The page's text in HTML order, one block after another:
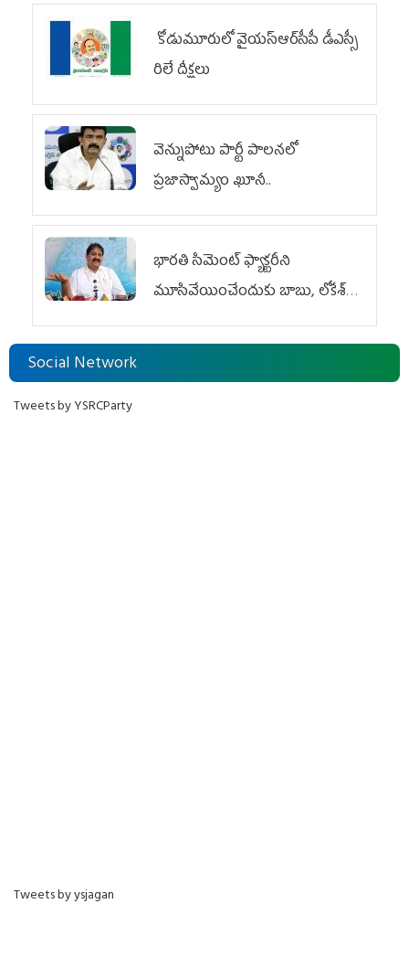
కోడుమూరులో వైయ‌స్ఆర్‌సీపీ డీఎస్సీ
రిలే దీక్షలు
వెన్నుపోటు పార్టీ పాలనలో
ప్రజాస్వామ్యం ఖూనీ..
భారతి సిమెంట్ ఫ్యాక్టరీని
మూసివేయించేందుకు బాబు, లోకేశ్
కుట్ర
Social Network
Tweets by YSRCParty
Tweets by ysjagan